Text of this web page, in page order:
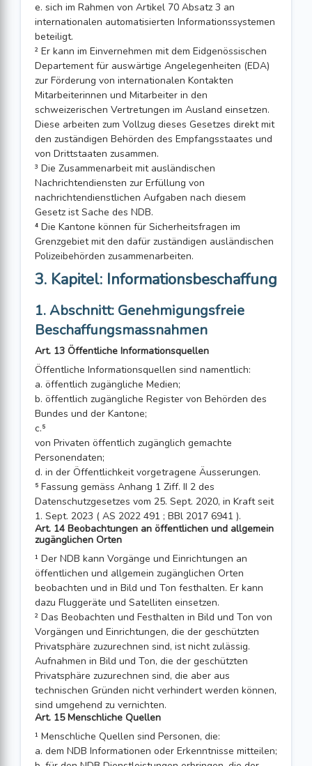
e. sich im Rahmen von Artikel 70 Absatz 3 an
internationalen automatisierten Informationssystemen
beteiligt.
² Er kann im Einvernehmen mit dem Eidgenössischen
Departement für auswärtige Angelegenheiten (EDA)
zur Förderung von internationalen Kontakten
Mitarbeiterinnen und Mitarbeiter in den
schweizerischen Vertretungen im Ausland einsetzen.
Diese arbeiten zum Vollzug dieses Gesetzes direkt mit
den zuständigen Behörden des Empfangsstaates und
von Drittstaaten zusammen.
³ Die Zusammenarbeit mit ausländischen
Nachrichtendiensten zur Erfüllung von
nachrichtendienstlichen Aufgaben nach diesem
Gesetz ist Sache des NDB.
⁴ Die Kantone können für Sicherheitsfragen im
Grenzgebiet mit den dafür zuständigen ausländischen
Polizeibehörden zusammenarbeiten.
3. Kapitel: Informationsbeschaffung
1. Abschnitt: Genehmigungsfreie
Beschaffungsmassnahmen
Art. 13 Öffentliche Informationsquellen
Öffentliche Informationsquellen sind namentlich:
a. öffentlich zugängliche Medien;
b. öffentlich zugängliche Register von Behörden des
Bundes und der Kantone;
c.⁵
von Privaten öffentlich zugänglich ge­machte
Personendaten;
d. in der Öffentlichkeit vorgetragene Äusserungen.
⁵ Fassung gemäss Anhang 1 Ziff. II 2 des
Datenschutzgesetzes vom 25. Sept. 2020, in Kraft seit
1. Sept. 2023 ( AS 2022 491 ; BBl 2017 6941 ).
Art. 14 Beobachtungen an öffentlichen und allgemein
zugänglichen Orten
¹ Der NDB kann Vorgänge und Einrichtungen an
öffentlichen und allgemein zugänglichen Orten
beobachten und in Bild und Ton festhalten. Er kann
dazu Fluggeräte und Satelliten einsetzen.
² Das Beobachten und Festhalten in Bild und Ton von
Vorgängen und Einrichtungen, die der geschützten
Privatsphäre zuzurechnen sind, ist nicht zulässig.
Aufnahmen in Bild und Ton, die der geschützten
Privatsphäre zuzurechnen sind, die aber aus
technischen Gründen nicht verhindert werden können,
sind umgehend zu vernichten.
Art. 15 Menschliche Quellen
¹ Menschliche Quellen sind Personen, die:
a. dem NDB Informationen oder Erkenntnisse mitteilen;